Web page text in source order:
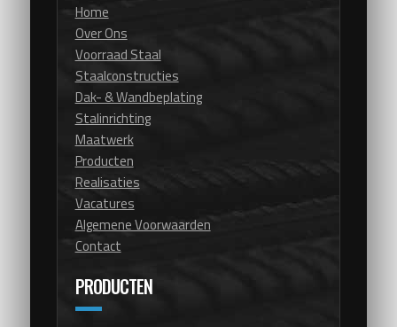
Home
Over Ons
Voorraad Staal
Staalconstructies
Dak- & Wandbeplating
Stalinrichting
Maatwerk
Producten
Realisaties
Vacatures
Algemene Voorwaarden
Contact
PRODUCTEN